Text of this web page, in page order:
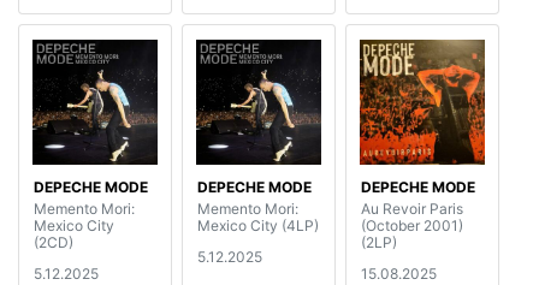
DEPECHE MODE
Memento Mori:
Mexico City
(2CD)
5.12.2025
DEPECHE MODE
Memento Mori:
Mexico City (4LP)
5.12.2025
DEPECHE MODE
Au Revoir Paris
(October 2001)
(2LP)
15.08.2025